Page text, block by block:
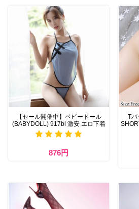
【セール開催中】ベビードール
(BABYDOLL) 917bl 激安 エロ下着
876円
Tバ